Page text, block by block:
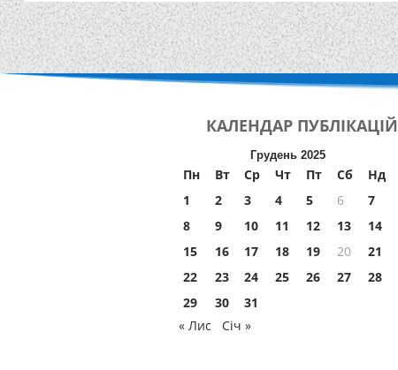
КАЛЕНДАР ПУБЛІКАЦІЙ
Грудень 2025
Пн Вт Ср Чт Пт Сб
Нд
1
2 3 4 5 6
7
8
9 10 11 12 13
14
15
16 17 18 19 20
21
22
23 24 25 26 27
28
29
30
31
« Лис
Січ »